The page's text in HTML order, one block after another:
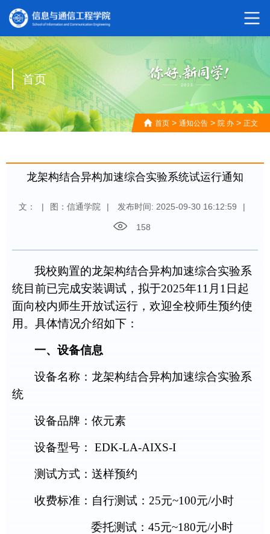
首页
首页 > 通知公告 > 院 办 > 正文
龙架构结合异构加速综合实验系统试运行通知
文： | 图：信通学院 | 发布时间: 2025-09-30 16:12:59 |
158
我校购置的龙架构结合异构加速综合实验系
统目前已完成安装调试，拟于2025年11 月 1 日起
面向校内师生开放试运行，欢迎全校师生预约使
用。具体情况介绍如下：
一、设备信息
设备名称： 龙架构结合异构加速综合实验系
统
设备品牌： 依元素
设备型号： EDK-LA-AIXS-I
测试方式：送样预约
收费标准： 自行测试： 25元~100元/小时
委托测试： 45元~180元/小时